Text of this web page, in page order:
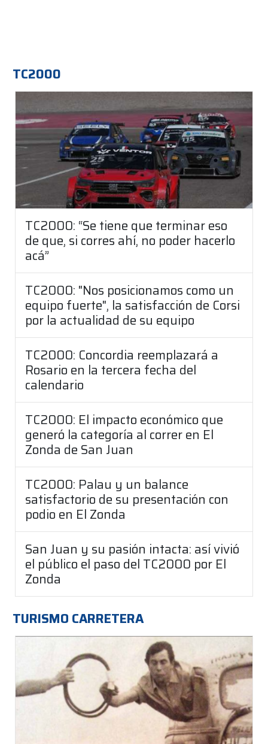
TC2000
TC2000: “Se tiene que terminar eso
de que, si corres ahí, no poder hacerlo
acá”
TC2000: "Nos posicionamos como un
equipo fuerte", la satisfacción de Corsi
por la actualidad de su equipo
TC2000: Concordia reemplazará a
Rosario en la tercera fecha del
calendario
TC2000: El impacto económico que
generó la categoría al correr en El
Zonda de San Juan
TC2000: Palau y un balance
satisfactorio de su presentación con
podio en El Zonda
San Juan y su pasión intacta: así vivió
el público el paso del TC2000 por El
Zonda
TURISMO CARRETERA